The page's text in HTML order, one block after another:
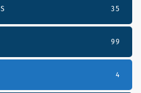
35
99
4